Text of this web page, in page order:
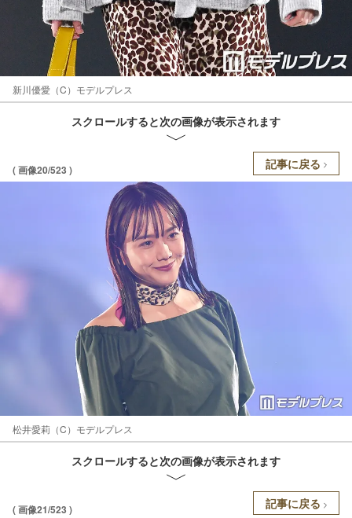
新川優愛（C）モデルプレス
スクロールすると次の画像が表示されます
( 画像20/523 ) 記事に戻る
松井愛莉（C）モデルプレス
スクロールすると次の画像が表示されます
( 画像21/523 ) 記事に戻る